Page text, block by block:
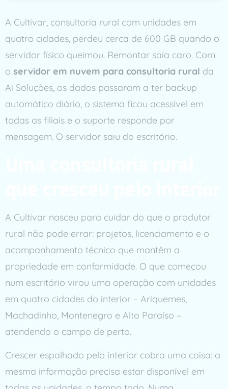
A Cultivar, consultoria rural com unidades em
quatro cidades, perdeu cerca de 600 GB quando o
servidor físico queimou. Remontar saía caro. Com
o servidor em nuvem para consultoria rural da
Ai Soluções, os dados passaram a ter backup
automático diário, o sistema ficou acessível em
todas as filiais e o suporte responde por
mensagem. O servidor saiu do escritório.
A Cultivar nasceu para cuidar do que o produtor
rural não pode errar: projetos, licenciamento e o
acompanhamento técnico que mantêm a
propriedade em conformidade. O que começou
num escritório virou uma operação com unidades
em quatro cidades do interior – Ariquemes,
Machadinho, Montenegro e Alto Paraíso –
atendendo o campo de perto.
Crescer espalhado pelo interior cobra uma coisa: a
mesma informação precisa estar disponível em